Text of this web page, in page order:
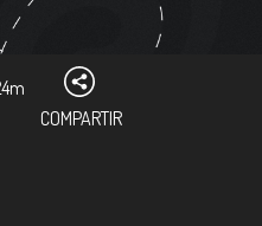
COMPARTIR